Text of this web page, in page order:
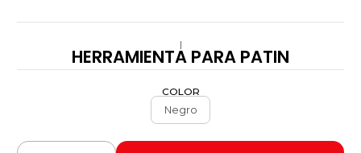
|
HERRAMIENTA PARA PATIN
COLOR
Negro